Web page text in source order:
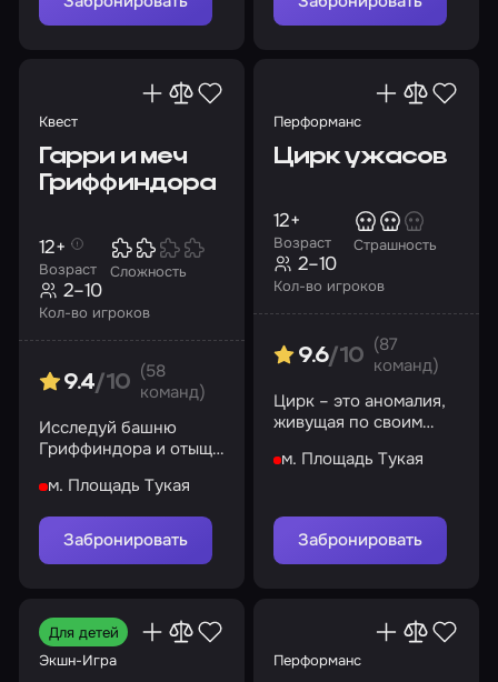
Квест
Гарри и меч
Гриффиндора
Возраст
12+
Сложность
Кол-во игроков
2–10
9.4/10
(58
команд)
Исследуй башню
Гриффиндора и отыщи
м. Площадь Тукая
Забронировать
Перформанс
Цирк ужасов
Возраст
12+
Страшность
Кол-во игроков
2–10
9.6/10
(87
команд)
Цирк – это аномалия,
живущая по своим
участник сего
м. Площадь Тукая
Забронировать
Для детей
Экшн-Игра
Перформанс